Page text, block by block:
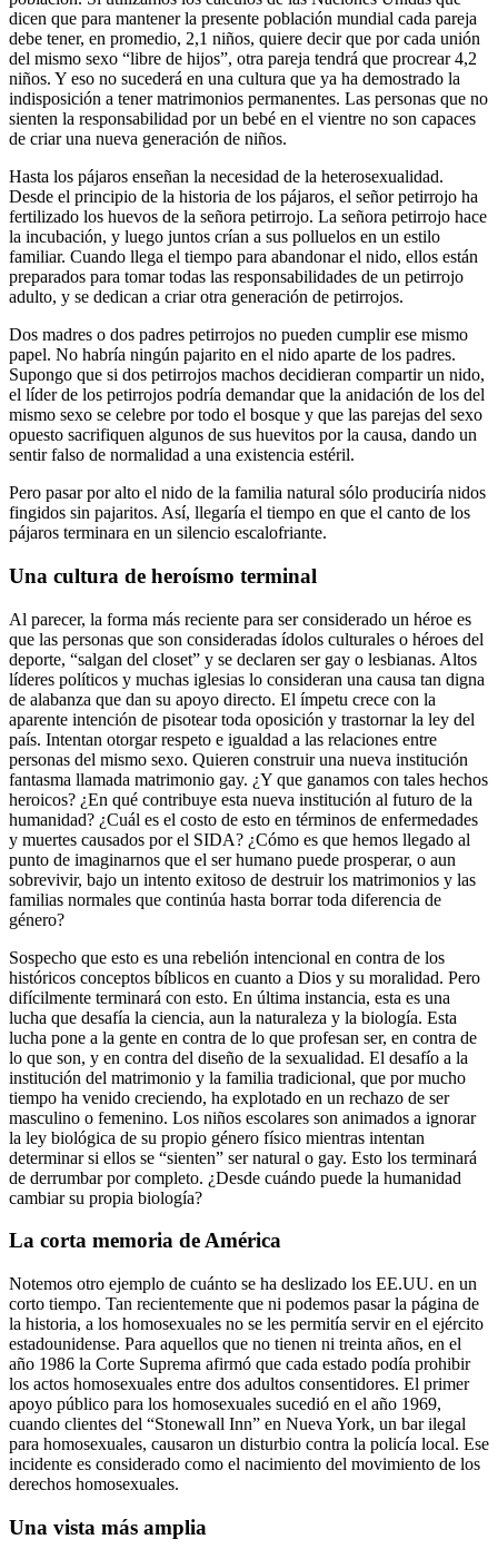
dicen que para mantener la presente población mundial cada pareja
debe tener, en promedio, 2,1 niños, quiere decir que por cada unión
del mismo sexo “libre de hijos”, otra pareja tendrá que procrear 4,2
niños. Y eso no sucederá en una cultura que ya ha demostrado la
indisposición a tener matrimonios permanentes. Las personas que no
sienten la responsabilidad por un bebé en el vientre no son capaces
de criar una nueva generación de niños.
Hasta los pájaros enseñan la necesidad de la heterosexualidad.
Desde el principio de la historia de los pájaros, el señor petirrojo ha
fertilizado los huevos de la señora petirrojo. La señora petirrojo hace
la incubación, y luego juntos crían a sus polluelos en un estilo
familiar. Cuando llega el tiempo para abandonar el nido, ellos están
preparados para tomar todas las responsabilidades de un petirrojo
adulto, y se dedican a criar otra generación de petirrojos.
Dos madres o dos padres petirrojos no pueden cumplir ese mismo
papel. No habría ningún pajarito en el nido aparte de los padres.
Supongo que si dos petirrojos machos decidieran compartir un nido,
el líder de los petirrojos podría demandar que la anidación de los del
mismo sexo se celebre por todo el bosque y que las parejas del sexo
opuesto sacrifiquen algunos de sus huevitos por la causa, dando un
sentir falso de normalidad a una existencia estéril.
Pero pasar por alto el nido de la familia natural sólo produciría nidos
fingidos sin pajaritos. Así, llegaría el tiempo en que el canto de los
pájaros terminara en un silencio escalofriante.
Una cultura de heroísmo terminal
Al parecer, la forma más reciente para ser considerado un héroe es
que las personas que son consideradas ídolos culturales o héroes del
deporte, “salgan del closet” y se declaren ser gay o lesbianas. Altos
líderes políticos y muchas iglesias lo consideran una causa tan digna
de alabanza que dan su apoyo directo. El ímpetu crece con la
aparente intención de pisotear toda oposición y trastornar la ley del
país. Intentan otorgar respeto e igualdad a las relaciones entre
personas del mismo sexo. Quieren construir una nueva institución
fantasma llamada matrimonio gay. ¿Y que ganamos con tales hechos
heroicos? ¿En qué contribuye esta nueva institución al futuro de la
humanidad? ¿Cuál es el costo de esto en términos de enfermedades
y muertes causados por el SIDA? ¿Cómo es que hemos llegado al
punto de imaginarnos que el ser humano puede prosperar, o aun
sobrevivir, bajo un intento exitoso de destruir los matrimonios y las
familias normales que continúa hasta borrar toda diferencia de
género?
Sospecho que esto es una rebelión intencional en contra de los
históricos conceptos bíblicos en cuanto a Dios y su moralidad. Pero
difícilmente terminará con esto. En última instancia, esta es una
lucha que desafía la ciencia, aun la naturaleza y la biología. Esta
lucha pone a la gente en contra de lo que profesan ser, en contra de
lo que son, y en contra del diseño de la sexualidad. El desafío a la
institución del matrimonio y la familia tradicional, que por mucho
tiempo ha venido creciendo, ha explotado en un rechazo de ser
masculino o femenino. Los niños escolares son animados a ignorar
la ley biológica de su propio género físico mientras intentan
determinar si ellos se “sienten” ser natural o gay. Esto los terminará
de derrumbar por completo. ¿Desde cuándo puede la humanidad
cambiar su propia biología?
La corta memoria de América
Notemos otro ejemplo de cuánto se ha deslizado los EE.UU. en un
corto tiempo. Tan recientemente que ni podemos pasar la página de
la historia, a los homosexuales no se les permitía servir en el ejército
estadounidense. Para aquellos que no tienen ni treinta años, en el
año 1986 la Corte Suprema afirmó que cada estado podía prohibir
los actos homosexuales entre dos adultos consentidores. El primer
apoyo público para los homosexuales sucedió en el año 1969,
cuando clientes del “Stonewall Inn” en Nueva York, un bar ilegal
para homosexuales, causaron un disturbio contra la policía local. Ese
incidente es considerado como el nacimiento del movimiento de los
derechos homosexuales.
Una vista más amplia